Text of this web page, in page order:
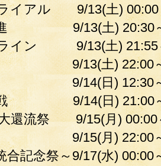
イアル 9/13(土) 00:00
進 9/13(土) 20:30
ライン 9/13(土) 21:55
9/13(土) 22:00～
9/14(日) 12:30～
戦 9/14(日) 21:00
還流祭 9/15(月) 00:00
9/15(月) 22:00～
合記念祭～9/17(水) 00:00